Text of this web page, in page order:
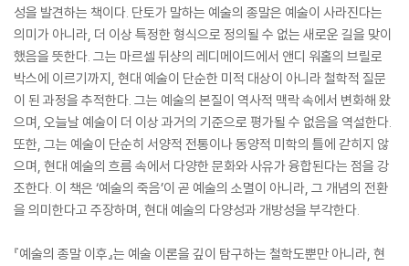
성을 발견하는 책이다. 단토가 말하는 예술의 종말은 예술이 사라진다는
의미가 아니라, 더 이상 특정한 형식으로 정의될 수 없는 새로운 길을 맞이
했음을 뜻한다. 그는 마르셀 뒤샹의 레디메이드에서 앤디 워홀의 브릴로
박스에 이르기까지, 현대 예술이 단순한 미적 대상이 아니라 철학적 질문
이 된 과정을 추적한다. 그는 예술의 본질이 역사적 맥락 속에서 변화해 왔
으며, 오늘날 예술이 더 이상 과거의 기준으로 평가될 수 없음을 역설한다.
또한, 그는 예술이 단순히 서양적 전통이나 동양적 미학의 틀에 갇히지 않
으며, 현대 예술의 흐름 속에서 다양한 문화와 사유가 융합된다는 점을 강
조한다. 이 책은 ‘예술의 죽음’이 곧 예술의 소멸이 아니라, 그 개념의 전환
을 의미한다고 주장하며, 현대 예술의 다양성과 개방성을 부각한다.
『예술의 종말 이후』는 예술 이론을 깊이 탐구하는 철학도뿐만 아니라, 현